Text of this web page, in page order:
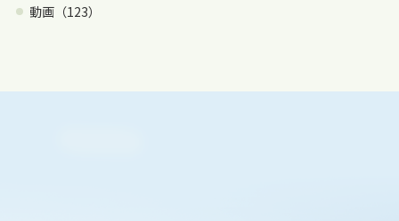
動画（123）